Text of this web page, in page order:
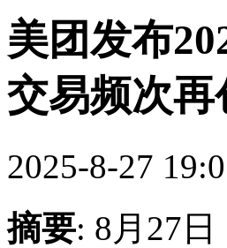
美团发布
交易频次再
2025-8-27
摘要: 8月27